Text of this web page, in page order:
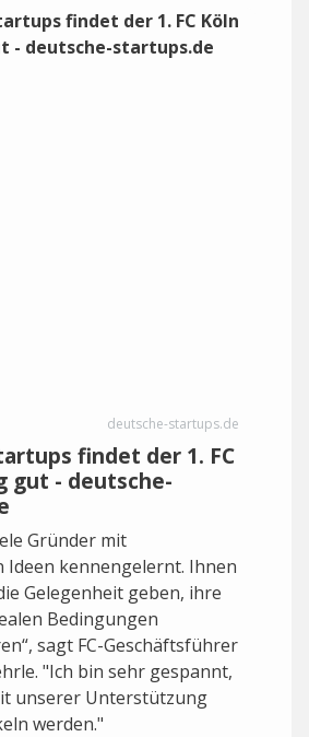
deutsche-startups.de
findet der 1. FC
gut - deutsche-
Gründer mit
Ideen kennengelernt. Ihnen
Gelegenheit geben, ihre
Bedingungen
sagt FC-Geschäftsführer
"Ich bin sehr gespannt,
unserer Unterstützung
werden."